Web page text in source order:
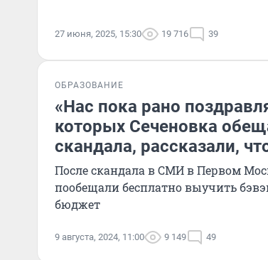
27 июня, 2025, 15:30 19 716 39
ОБРАЗОВАНИЕ
«Нас пока рано
которых Сеченовка
скандала, рассказали,
После скандала в СМИ в Первом
пообещали бесплатно выучить
бюджет
9 августа, 2024, 11:00 9 149 49